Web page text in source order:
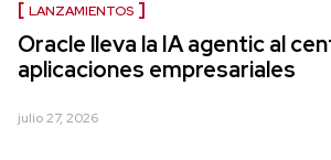
LANZAMIENTOS
Oracle lleva la IA agentic al
aplicaciones empresariales
julio 27, 2026